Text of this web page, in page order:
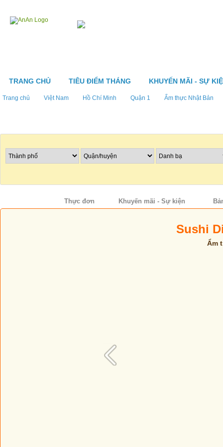
TRANG CHỦ TIÊU ĐIỂM THÁNG KHUYẾN MÃI - SỰ
Trang chủ Việt Nam Hồ Chí Minh Quận 1 Ẩm thực Nhật Bản
Thực đơn Khuyến mãi - Sự kiện
Sushi
Ẩm